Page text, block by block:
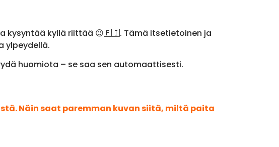
kysyntää kyllä riittää 😉🇫🇮. Tämä itsetietoinen ja
ylpeydellä.
huomiota – se saa sen automaattisesti.
Näin saat paremman kuvan siitä, miltä paita